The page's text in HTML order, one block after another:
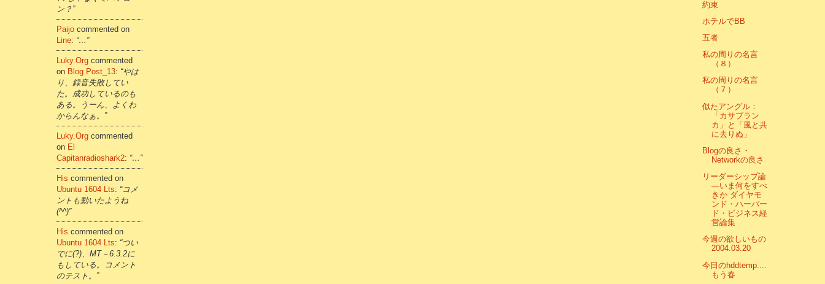
ン？”
Paijo commented on
Line: “…”
Luky.org commented
on Blog Post_13: “やは
り、録音失敗してい
た。成功しているのも
ある。うーん、よくわ
からんなぁ。”
Luky.org commented
on El
Capitanradioshark2: “…”
His commented on
Ubuntu 1604 Lts: “コメ
ントも動いたようね
(^^)”
His commented on
Ubuntu 1604 Lts: “つい
でに(?)、MT－6.3.2に
もしている。コメント
のテスト。”
約束
ホテルでBB
五者
私の周りの名言
（８）
私の周りの名言
（７）
似たアングル：
「カサブラン
カ」と「風と共
に去りぬ」
Blogの良さ・
Networkの良さ
リーダーシップ論
―いま何をすべ
きか ダイヤモ
ンド・ハーバー
ド・ビジネス経
営論集
今週の欲しいもの
2004.03.20
今日のhddtemp....
もう春